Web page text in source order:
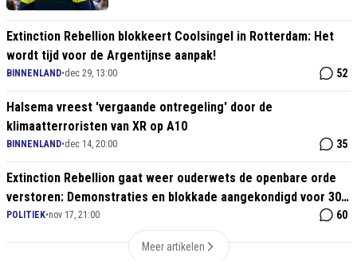
Extinction Rebellion blokkeert Coolsingel in Rotterdam: Het
wordt tijd voor de Argentijnse aanpak!
BINNENLAND•dec 29, 13:00 52
Halsema vreest 'vergaande ontregeling' door de
klimaatterroristen van XR op A10
BINNENLAND•dec 14, 20:00 35
Extinction Rebellion gaat weer ouderwets de openbare orde
verstoren: Demonstraties en blokkade aangekondigd voor 30
december
POLITIEK•nov 17, 21:00 60
Meer artikelen